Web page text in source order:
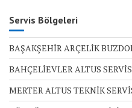
Servis Bölgeleri
BAŞAKŞEHİR ARÇELİK
BAHÇELİEVLER ALTUS
MERTER ALTUS TEKNİK